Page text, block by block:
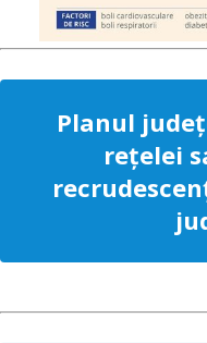
Planul
rețelei